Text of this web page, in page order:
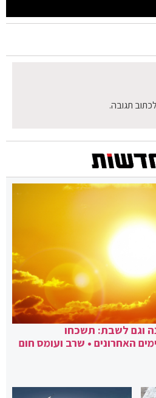
תגובה.
וגם לשבת: תשכחו
האחרונים • שרב ועומס חום